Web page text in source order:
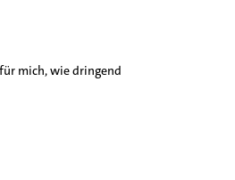
mich, wie dringend